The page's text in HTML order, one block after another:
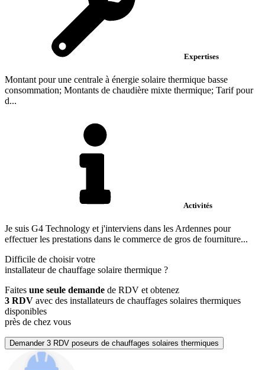
Expertises
Montant pour une centrale à énergie solaire thermique basse
consommation; Montants de chaudière mixte thermique; Tarif pour
d...
Activités
Je suis G4 Technology et j'interviens dans les Ardennes pour
effectuer les prestations dans le commerce de gros de fourniture...
Difficile de choisir votre
installateur de chauffage solaire thermique ?
Faites une seule demande de RDV et obtenez
3 RDV avec des installateurs de chauffages solaires thermiques
disponibles
près de chez vous
Demander 3 RDV poseurs de chauffages solaires thermiques